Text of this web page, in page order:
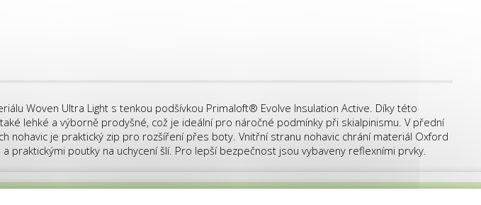
Woven Ultra Light s tenkou podšívkou Primaloft® Evolve Insulation Active. Díky této
lehké a výborně prodyšné, což je ideální pro náročné podmínky při skialpinismu. V přední
nohavic je praktický zip pro rozšíření přes boty. Vnitřní stranu nohavic chrání materiál Oxford
praktickými poutky na uchycení šlí. Pro lepší bezpečnost jsou vybaveny reflexními prvky.